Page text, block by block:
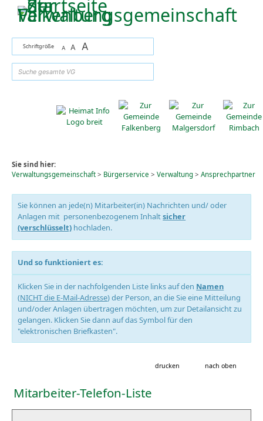
Zum Inhalt,zur Navigationoder
Schriftgröße A A A
Sie sind hier:
Verwaltungsgemeinschaft> Bürgerservice > Verwaltung> Ansprechpartner
Sie können an jede(n) Mitarbeiter(in) Nachrichten und/ oder
Anlagen mit personenbezogenem Inhaltsicher
(verschlüsselt) hochladen.
Und so funktioniert es:
Klicken Sie in der nachfolgenden Liste links auf den Namen
(NICHT die E-Mail-Adresse) der Person, an die Sie eine Mitteilung
und/oder Anlagen übertragen möchten, um zur Detailansicht zu
gelangen. Klicken Sie dann auf das Symbol für den
"elektronischen Briefkasten".
drucken nach oben
Mitarbeiter-Telefon-Liste